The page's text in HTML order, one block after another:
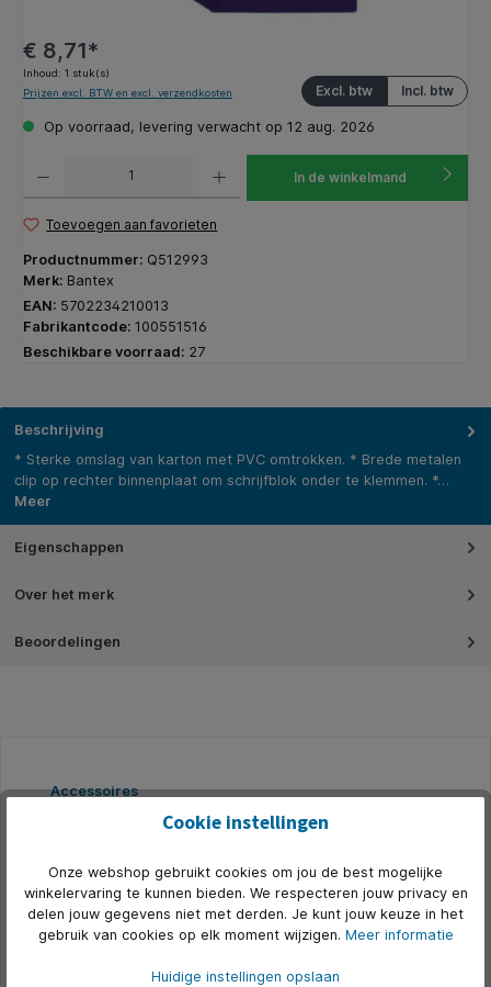
€ 8,71*
Inhoud: 1 stuk(s)
Incl. btw
Excl. btw
Prijzen excl. BTW en excl. verzendkosten
Op voorraad, levering verwacht op 12 aug. 2026
In de winkelmand
Toevoegen aan favorieten
Productnummer: Q512993
Merk: Bantex
EAN: 5702234210013
Fabrikantcode: 100551516
Beschikbare voorraad: 27
Beschrijving
* Sterke omslag van karton met PVC omtrokken. * Brede metalen
clip op rechter binnenplaat om schrijfblok onder te klemmen. *…
Meer
Eigenschappen
Over het merk
Beoordelingen
Productgalerij overslaan
Accessoires
500+ op voorraadCookie instellingen
Onze webshop gebruikt cookies om jou de best mogelijke
winkelervaring te kunnen bieden. We respecteren jouw privacy en
delen jouw gegevens niet met derden. Je kunt jouw keuze in het
gebruik van cookies op elk moment wijzigen. Meer informatie
Huidige instellingen opslaan